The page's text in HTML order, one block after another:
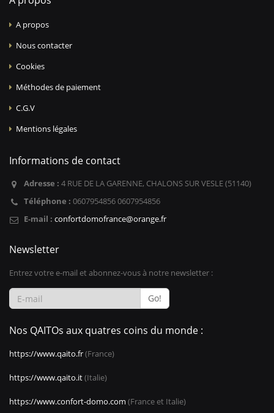
A propos
Nous contacter
Cookies
Méthodes de paiement
C.G.V
Mentions légales
Informations de contact
Adresse : 4 RUE DE LA GARENNE, CHALONS SUR VESLE (51140)
Téléphone : 0607954856 0607954856
E-mail : confortdomofrance@orange.fr
Newsletter
Entrez votre e-mail et abonnez-vous à notre newsletter :
Go!
Nos QAITOs aux quatres coins du monde :
https://www.qaito.fr(France)
https://www.qaito.it(Italie)
https://www.confort-domo.com (France et Italie)